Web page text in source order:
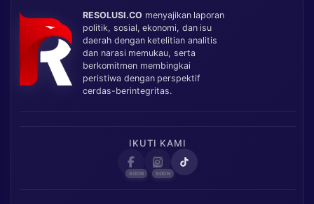
RESOLUSI.CO menyajikan laporan
politik, sosial, ekonomi, dan isu
daerah dengan ketelitian analitis
dan narasi memukau, serta
berkomitmen membingkai
peristiwa dengan perspektif
cerdas-berintegritas.
IKUTI KAMI